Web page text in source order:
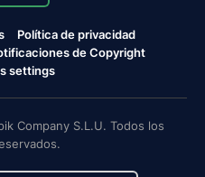
Política de privacidad
de Copyright
settings
Company S.L.U. Todos los